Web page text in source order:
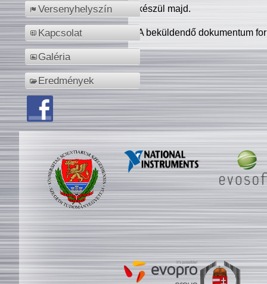
Versenyhelyszín
Kapcsolat
Galéria
Eredmények
készül majd.
A beküldendő dokumentum